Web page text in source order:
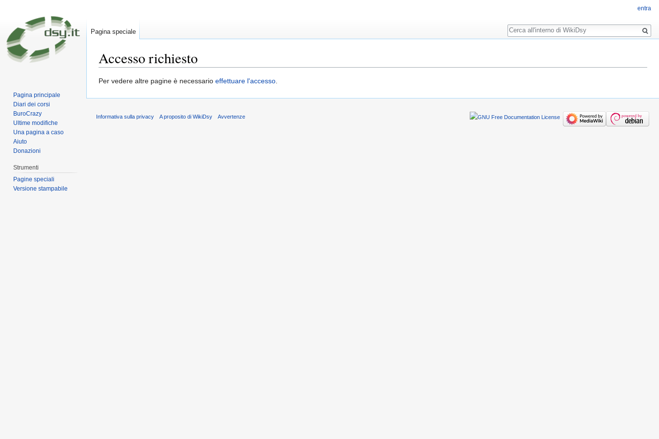
Accesso richiesto
Per vedere altre pagine è necessario effettuare l'accesso.
entra
Pagina speciale
Ricerca
Pagina principale
Diari dei corsi
BuroCrazy
Ultime modifiche
Una pagina a caso
Aiuto
Donazioni
Strumenti
Pagine speciali
Versione stampabile
Informativa sulla privacy A proposito di WikiDsy Avvertenze